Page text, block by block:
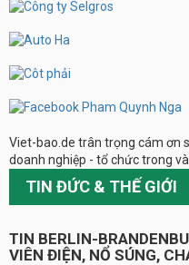
Viet-bao.de trân trọng cám ơn
doanh nghiệp - tổ chức trong
TIN ĐỨC & THẾ GIỚI
TIN BERLIN-
VIÊN ĐIỆN, NỔ SÚNG,